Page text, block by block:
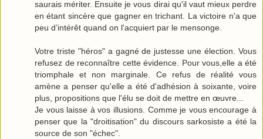
saurais mériter. Ensuite je vous dirai qu'il vaut mieux perdre
en étant sincère que gagner en trichant. La victoire n'a que
peu d’intérêt quand on l'acquiert par le mensonge.
Votre triste "héros" a gagné de justesse une élection. Vous
refusez de reconnaître cette évidence. Pour vous,elle a été
triomphale et non marginale. Ce refus de réalité vous
amène a penser qu'elle a été d'adhésion à soixante, voire
plus, propositions que l'élu se doit de mettre en œuvre...
Je vous laisse à vos illusions. Comme je vous encourage à
penser que la "droitisation" du discours sarkosiste a été la
source de son "échec".